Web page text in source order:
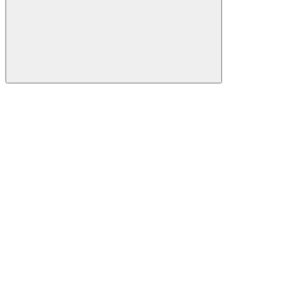
Buscar